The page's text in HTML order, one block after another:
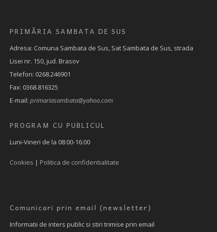
PRIMĂRIA SAMBATA DE SUS
Adresa: Comuna Sambata de Sus, Sat Sambata de Sus, strada
Lisei nr. 150, jud. Brasov
Telefon: 0268.246901
Fax: 0368.816325
E-mail: primariasambata@yahoo.com
PROGRAM CU PUBLICUL
Luni-Vineri de la 08:00-16:00
Cookies | Politica de confidentialitate
Comunicari prin email (newsletter)
Informatii de inters public si stiri trimise prin email